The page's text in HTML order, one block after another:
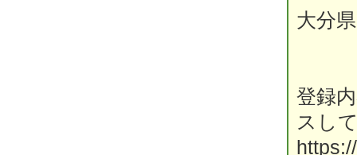
大分
登録
スし